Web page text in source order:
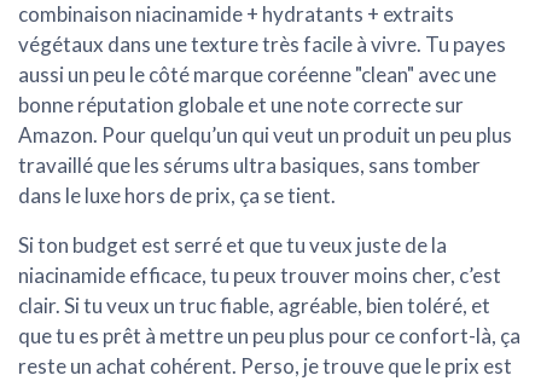
combinaison niacinamide + hydratants + extraits
végétaux dans une texture très facile à vivre. Tu payes
aussi un peu le côté marque coréenne "clean" avec une
bonne réputation globale et une note correcte sur
Amazon. Pour quelqu’un qui veut un produit un peu plus
travaillé que les sérums ultra basiques, sans tomber
dans le luxe hors de prix, ça se tient.
Si ton budget est serré et que tu veux juste de la
niacinamide efficace, tu peux trouver moins cher, c’est
clair. Si tu veux un truc fiable, agréable, bien toléré, et
que tu es prêt à mettre un peu plus pour ce confort-là, ça
reste un achat cohérent. Perso, je trouve que le prix est